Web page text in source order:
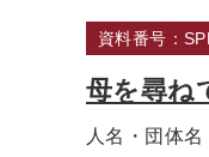
資料番号：
母を尋ね
人名・団体名